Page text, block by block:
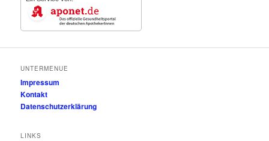
UNTERMENUE
Impressum
Kontakt
Datenschutzerklärung
LINKS